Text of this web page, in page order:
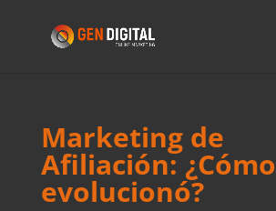
Marketing de
Afiliación: ¿Cómo
evolucionó?